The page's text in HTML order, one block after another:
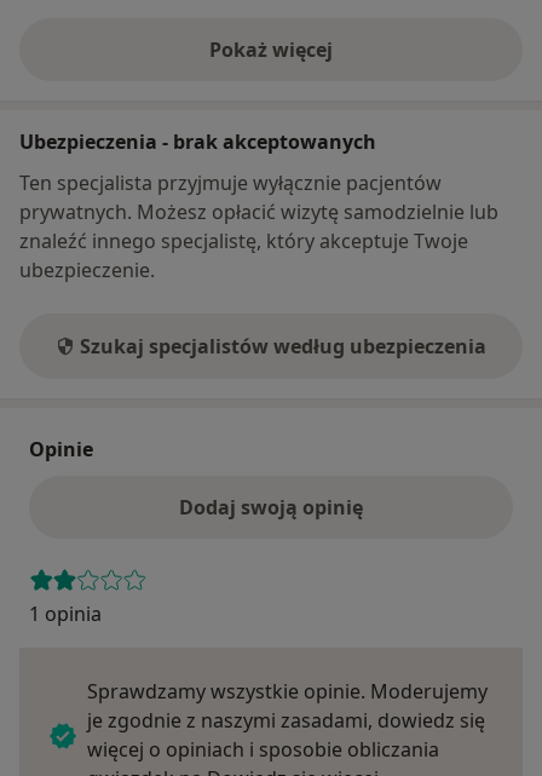
Pokaż więcej
o adresie
Ubezpieczenia - brak akceptowanych
Ten specjalista przyjmuje wyłącznie pacjentów
prywatnych. Możesz opłacić wizytę samodzielnie lub
znaleźć innego specjalistę, który akceptuje Twoje
ubezpieczenie.
Szukaj specjalistów według ubezpieczenia
Opinie
Dodaj swoją opinię
1 opinia
Sprawdzamy wszystkie opinie. Moderujemy
je zgodnie z naszymi zasadami, dowiedz się
więcej o opiniach i sposobie obliczania